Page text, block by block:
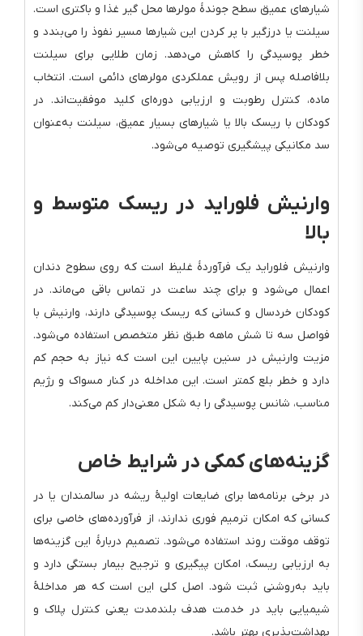
شیارهای عمیق سطح جوندهٔ مولرها محل گیر غذا و باکتری است.
سیلنت یا درزگیر با پر کردن این شیارها مسیر نفوذ را می‌بندد و
خطر پوسیدگی را کاهش می‌دهد. زمان طلایی برای سیلنت
بلافاصله پس از رویش عملکردی مولرهای دائمی است. انتخاب
ماده، کنترل رطوبت و ارزیابی دوره‌ای کلید موفقیت‌اند. در
کودکان با ریسک بالا یا شیارهای بسیار عمیق، سیلنت به‌عنوان
سد مکانیکی پیشگیری توصیه می‌شود.
وارنیش فلوراید در ریسک متوسط و
بالا
وارنیش فلوراید یک فرآوردهٔ غلیظ است که روی سطوح دندان
اعمال می‌شود و برای چند ساعت در تماس باقی می‌ماند. در
کودکان خردسال و کسانی که ریسک پوسیدگی دارند، وارنیش با
فواصل سه تا شش ماهه طبق نظر متخصص استفاده می‌شود.
مزیت وارنیش در سنین پایین این است که نیاز به حجم کم
دارد و خطر بلع کمتر است. این مداخله در کنار مسواک و رژیم
مناسب، شانس پوسیدگی را به شکل معنی‌دار کم می‌کند.
گزینه‌های کمکی در شرایط خاص
در برخی برنامه‌ها برای ضایعات اولیهٔ ریشه در سالمندان یا در
کسانی که امکان ترمیم فوری ندارند، از فرآورده‌های خاصی برای
توقف موقت روند استفاده می‌شود. تصمیم دربارهٔ این گزینه‌ها
به ارزیابی ریسک، امکان پیگیری و ترجیح بیمار بستگی دارد و
باید به‌روشنی ثبت شود. اصل کلی این است که هر مداخلهٔ
شیمیایی باید در خدمت هدف بلندمدت یعنی کنترل پلاک و
بهداشت‌پذیری بهتر باشد.